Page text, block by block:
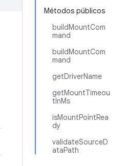
Métodos públicos
buildMountCom
mand
buildMountCom
mand
getDriverName
getMountTimeou
tInMs
isMountPointRea
dy
validateSourceD
ataPath